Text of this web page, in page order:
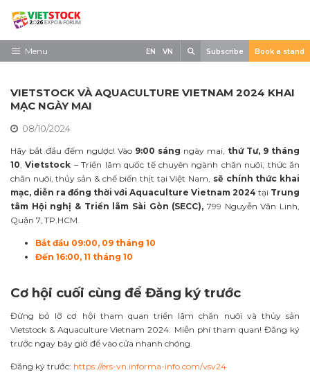
Skip
contentMenu
Về triển lãm
Trưng Bày
Tham Quan
Tin tức
Liên Hệ
EN VN Subscribe Book a stand
VIETSTOCK VÀ AQUACULTURE VIETNAM 2024 KHAI
MẠC NGÀY MAI
08/10/2024
Hãy bắt đầu đếm ngược! Vào 9:00 sáng ngày mai, thứ Tư, 9 tháng
10,Vietstock – Triển lãm quốc tế chuyên ngành chăn nuôi, thức ăn
chăn nuôi, thủy sản & chế biến thịt tại Việt Nam, sẽ chính thức khai
mạc, diễn ra đồng thời với Aquaculture Vietnam 2024 tại Trung
tâm Hội nghị & Triển lãm Sài Gòn (SECC), 799 Nguyễn Văn Linh,
Quận 7, TP.HCM.
Bắt đầu 09:00, 09 tháng 10
Đến 16:00, 11 tháng 10
Cơ hội cuối cùng để Đăng ký trước
Đừng bỏ lỡ cơ hội tham quan triển lãm chăn nuôi và thủy sản
Vietstock & Aquaculture Vietnam 2024. Miễn phí tham quan! Đăng ký
trước ngay bây giờ để vào cửa nhanh chóng.
Đăng ký trước: https://ers-vn.informa-info.com/vsv24